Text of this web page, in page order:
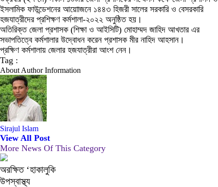
ইসলামিক ফাউন্ডেশনের আয়োাজনে ১৪৪৩ হিজরী সালের সরকারি ও বেসরকারি
হজযাত্রীদের প্রশিক্ষণ কর্মশালা-২০২২ অনুষ্ঠিত হয়।
অতিরিক্ত জেলা প্রশাসক (শিক্ষা ও আইসিটি) মোহাম্মদ জাহিদ আখতার এর
সভাপতিত্বে কর্মশালার উদ্বোধন করেন প্রশাসক মীর নাহিদ আহসান।
প্রক্ষিণ কর্মশালায় জেলার হজযাত্রীরা আংশ নেন।
Tag :
About Author Information
Sirajul Islam
View All Post
More News Of This Category
অরক্ষিত ‘হাকালুকি
উপস্বাস্থ্য